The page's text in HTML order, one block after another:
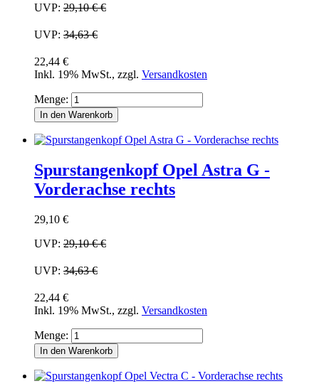
UVP: 29,10 €€
UVP: 34,63 €
22,44 €
Inkl. 19% MwSt., zzgl. Versandkosten
Menge:
In den Warenkorb
Spurstangenkopf Opel Astra G -
Vorderachse rechts
29,10 €
UVP: 29,10 €€
UVP: 34,63 €
22,44 €
Inkl. 19% MwSt., zzgl. Versandkosten
Menge:
In den Warenkorb